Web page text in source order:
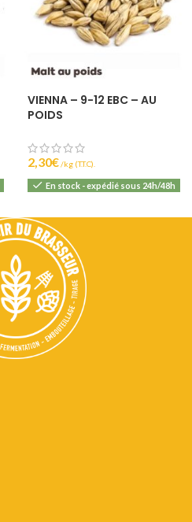
VIENNA – 9-12 EBC – AU
POIDS
2,30€ (T.T.C).
En stock - expédié sous 24h/48h